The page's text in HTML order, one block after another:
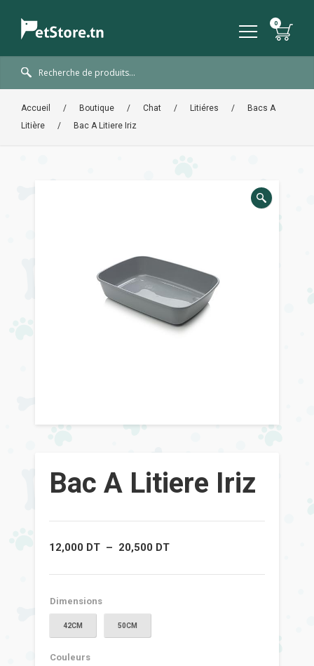
Accueil / Boutique / Chat / Litiéres /
Bacs A
Litière
/ Bac A Litiere Iriz
🔍
Bac A Litiere Iriz
12,000 DT – 20,500 DTPlage
12,000 DT
Dimensions
42CM 50CM
Couleurs